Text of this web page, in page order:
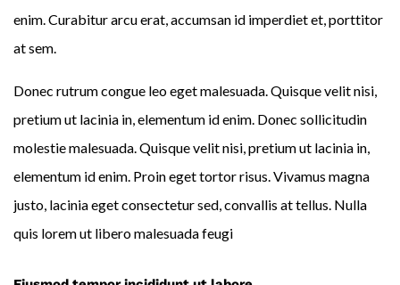
enim. Curabitur arcu erat, accumsan id imperdiet et, porttitor
at sem.
Donec rutrum congue leo eget malesuada. Quisque velit nisi,
pretium ut lacinia in, elementum id enim. Donec sollicitudin
molestie malesuada. Quisque velit nisi, pretium ut lacinia in,
elementum id enim. Proin eget tortor risus. Vivamus magna
justo, lacinia eget consectetur sed, convallis at tellus. Nulla
quis lorem ut libero malesuada feugi